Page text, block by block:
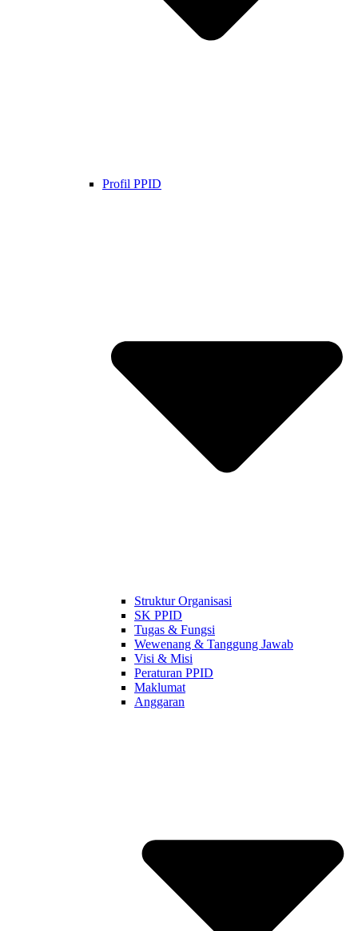
Profil PPID
Struktur Organisasi
SK PPID
Tugas & Fungsi
Wewenang & Tanggung Jawab
Visi & Misi
Peraturan PPID
Maklumat
Anggaran